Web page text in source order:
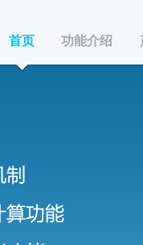
首页 功能介绍